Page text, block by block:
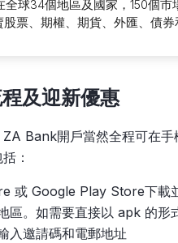
球34個地區及國家，150個市
票、期權、期貨、外匯、債券
及迎新優惠
Bank開戶當然全程可在
：
或 Google Play Store下載
區。如需要直接以 apk 的
入邀請碼和電郵地址